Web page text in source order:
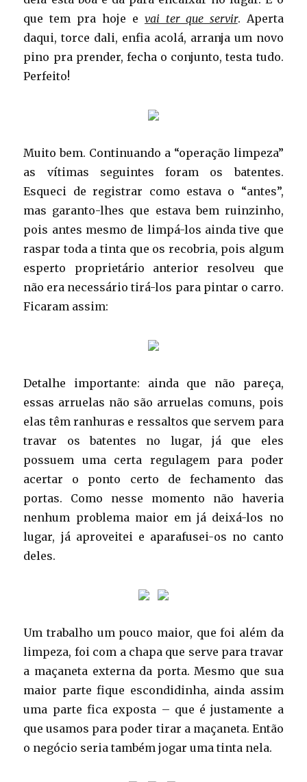
que tem pra hoje e vai ter que servir. Aperta
daqui, torce dali, enfia acolá, arranja um novo
pino pra prender, fecha o conjunto, testa tudo.
Perfeito!
Muito bem. Continuando a “operação limpeza”
as vítimas seguintes foram os batentes.
Esqueci de registrar como estava o “antes”,
mas garanto-lhes que estava bem ruinzinho,
pois antes mesmo de limpá-los ainda tive que
raspar toda a tinta que os recobria, pois algum
esperto proprietário anterior resolveu que
não era necessário tirá-los para pintar o carro.
Ficaram assim:
Detalhe importante: ainda que não pareça,
essas arruelas não são arruelas comuns, pois
elas têm ranhuras e ressaltos que servem para
travar os batentes no lugar, já que eles
possuem uma certa regulagem para poder
acertar o ponto certo de fechamento das
portas. Como nesse momento não haveria
nenhum problema maior em já deixá-los no
lugar, já aproveitei e aparafusei-os no canto
deles.
Um trabalho um pouco maior, que foi além da
limpeza, foi com a chapa que serve para travar
a maçaneta externa da porta. Mesmo que sua
maior parte fique escondidinha, ainda assim
uma parte fica exposta – que é justamente a
que usamos para poder tirar a maçaneta. Então
o negócio seria também jogar uma tinta nela.